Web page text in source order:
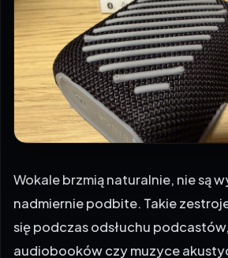
Wokale brzmią naturalnie, nie są
nadmiernie podbite. Takie
się podczas odsłuchu podcastów,
audiobooków czy muzyce